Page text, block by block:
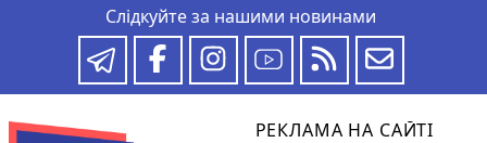
Слідкуйте за нашими новинами
РЕКЛАМА НА САЙТІ